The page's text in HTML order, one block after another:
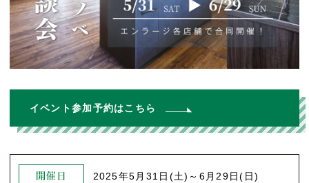
イベント参加予約はこちら
開催日 2025年5月31日(土)～6月29日(日)